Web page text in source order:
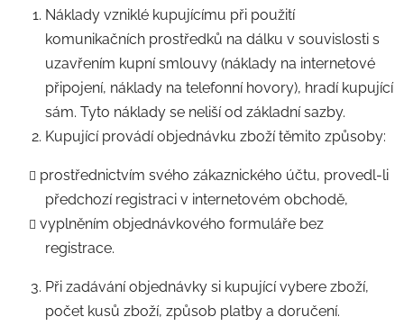
Náklady vzniklé kupujícímu při použití
komunikačních prostředků na dálku v souvislosti s
uzavřením kupní smlouvy (náklady na internetové
připojení, náklady na telefonní hovory), hradí kupující
sám. Tyto náklady se neliší od základní sazby.
Kupující provádí objednávku zboží těmito způsoby:
prostřednictvím svého zákaznického účtu, provedl-li
předchozí registraci v internetovém obchodě,
vyplněním objednávkového formuláře bez
registrace.
Při zadávání objednávky si kupující vybere zboží,
počet kusů zboží, způsob platby a doručení.